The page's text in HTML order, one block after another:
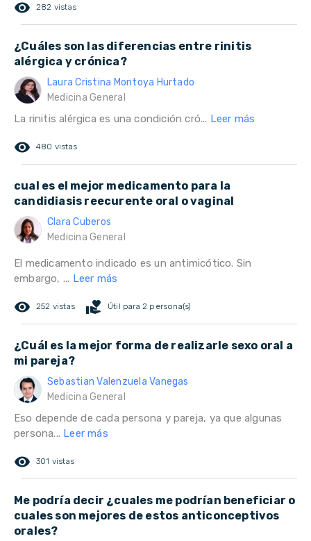
remove_red_eye 282 vistas
¿Cuáles son las diferencias entre rinitis
alérgica y crónica?
Laura Cristina Montoya Hurtado
Medicina General
La rinitis alérgica es una condición cró... Leer más
remove_red_eye 480 vistas
cual es el mejor medicamento para la
candidiasis reecurente oral o vaginal
Clara Cuberos
Medicina General
El medicamento indicado es un antimicótico. Sin
embargo, ... Leer más
remove_red_eye 252 vistas volunteer_activism Útil para 2 persona(s)
¿Cuál es la mejor forma de realizarle sexo oral a
mi pareja?
Sebastian Valenzuela Vanegas
Medicina General
Eso depende de cada persona y pareja, ya que algunas
persona... Leer más
remove_red_eye 301 vistas
Me podría decir ¿cuales me podrían beneficiar o
cuales son mejores de estos anticonceptivos
orales?